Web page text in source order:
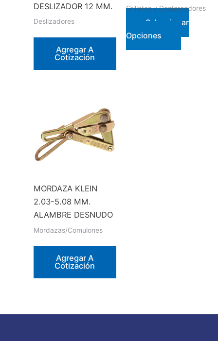
DESLIZADOR 12 MM.
Deslizadores
Agregar A
Cotización
Grilletes y Destorcedores
Seleccionar
Opciones
Este
producto
MORDAZA KLEIN
2.03-5.08 MM.
ALAMBRE DESNUDO
Mordazas/Comulones
Agregar A
Cotización